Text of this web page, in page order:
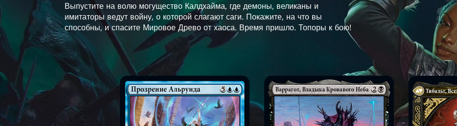
Выпустите на волю могущество Калдхайма, где демоны, великаны и
имитаторы ведут войну, о которой слагают саги. Покажите, на что вы
способны, и спасите Мировое Древо от хаоса. Время пришло. Топоры к бою!